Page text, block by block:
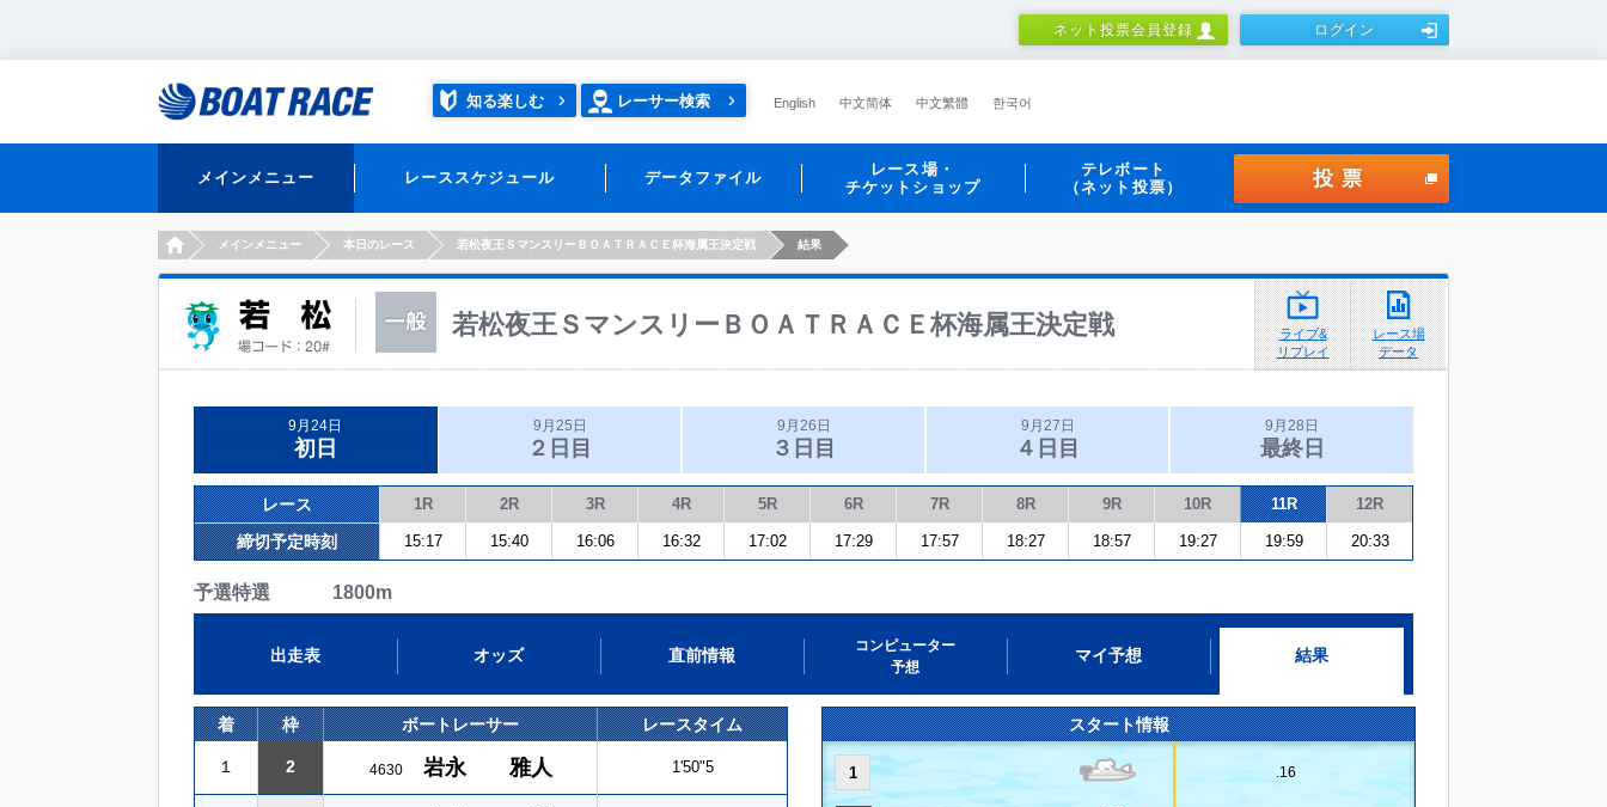
ネット投票会員登録 ログイン
知る楽しむ レーサー検索 English 中文简体 中文繁體 한국어
メインメニュー レーススケジュール データファイル
レース場・
チケットショップ
テレボート
（ネット投票）
投票
HOMEメインメニュー 本日のレース 若松夜王ＳマンスリーＢＯＡＴＲＡＣＥ杯海属王決定戦 結果
若松夜王ＳマンスリーＢＯＡＴＲＡＣＥ杯海属王決定戦
ライブ&
リプレイ
レース場
データ
9月24日
初日
9月25日
２日目
9月26日
３日目
9月27日
４日目
9月28日
最終日
レース 1R 2R 3R 4R 5R 6R 7R 8R 9R 10R 11R 12R
締切予定時刻 15:17 15:40 16:06 16:32 17:02 17:29 17:57 18:27 18:57 19:27 19:59 20:33
予選特選 1800m
出走表 オッズ 直前情報
コンピューター
予想
マイ予想 結果
着 枠 ボートレーサー レースタイム
１ 2 4630 岩永 雅人 1'50"5
スタート情報
1 .16